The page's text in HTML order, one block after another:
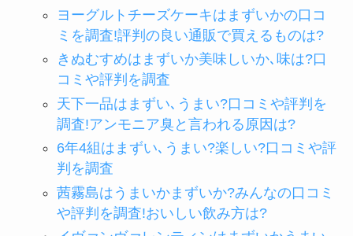
ヨーグルトチーズケーキはまずいかの口コ
ミを調査!評判の良い通販で買えるものは?
きぬむすめはまずいか美味しいか､味は?口
コミや評判を調査
天下一品はまずい､うまい?口コミや評判を
調査!アンモニア臭と言われる原因は?
6年4組はまずい､うまい?楽しい?口コミや評
判を調査
茜霧島はうまいかまずいか?みんなの口コミ
や評判を調査!おいしい飲み方は?